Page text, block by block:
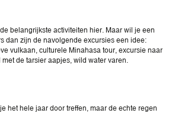
belangrijkste activiteiten hier. Maar wil je een
dan zijn de navolgende excursies een idee:
vulkaan, culturele Minahasa tour, excursie naar
de tarsier aapjes, wild water varen.
het hele jaar door treffen, maar de echte regen